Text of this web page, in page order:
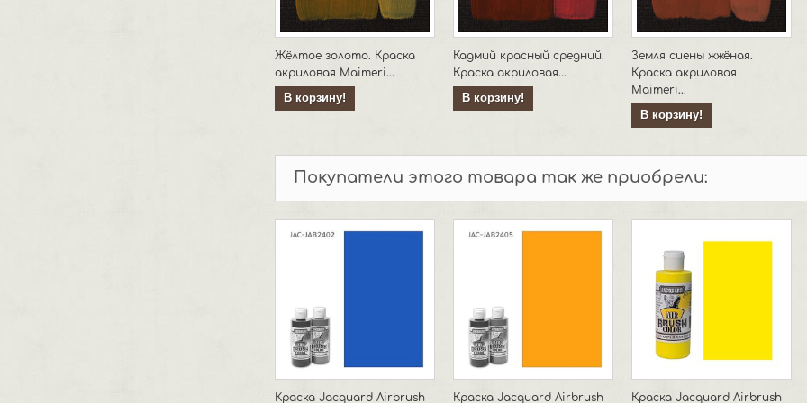
Жёлтое золото. Краска
акриловая Maimeri...
В корзину!
Кадмий красный средний.
Краска акриловая...
В корзину!
Земля сиены жжёная.
Краска акриловая
Maimeri...
В корзину!
Покупатели этого товара так же приобрели:
Краска Jacquard Airbrush Краска Jacquard Airbrush Краска Jacquard Airbrush